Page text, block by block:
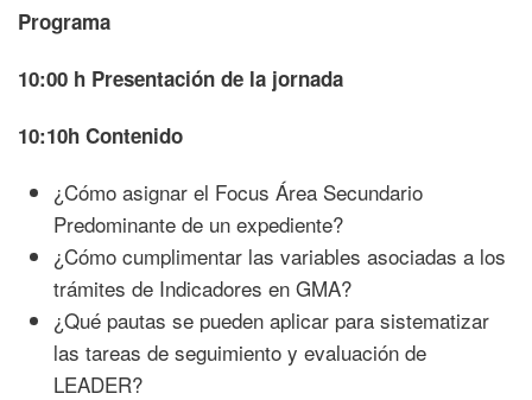
Programa
10:00 h Presentación de la jornada
10:10h Contenido
¿Cómo asignar el Focus Área Secundario
Predominante de un expediente?
¿Cómo cumplimentar las variables asociadas a los
trámites de Indicadores en GMA?
¿Qué pautas se pueden aplicar para sistematizar
las tareas de seguimiento y evaluación de
LEADER?